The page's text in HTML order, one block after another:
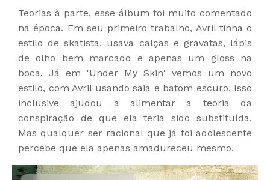
Teorias à parte, esse álbum foi muito comentado
na época. Em seu primeiro trabalho, Avril tinha o
estilo de skatista, usava calças e gravatas, lápis
de olho bem marcado e apenas um gloss na
boca. Já em 'Under My Skin' vemos um novo
estilo, com Avril usando saia e batom escuro. Isso
inclusive ajudou a alimentar a teoria da
conspiração de que ela teria sido substituída.
Mas qualquer ser racional que já foi adolescente
percebe que ela apenas amadureceu mesmo.